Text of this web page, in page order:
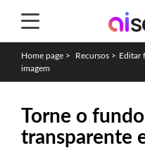
Home page > Recursos > Editar
imagem
Torne o
transparente